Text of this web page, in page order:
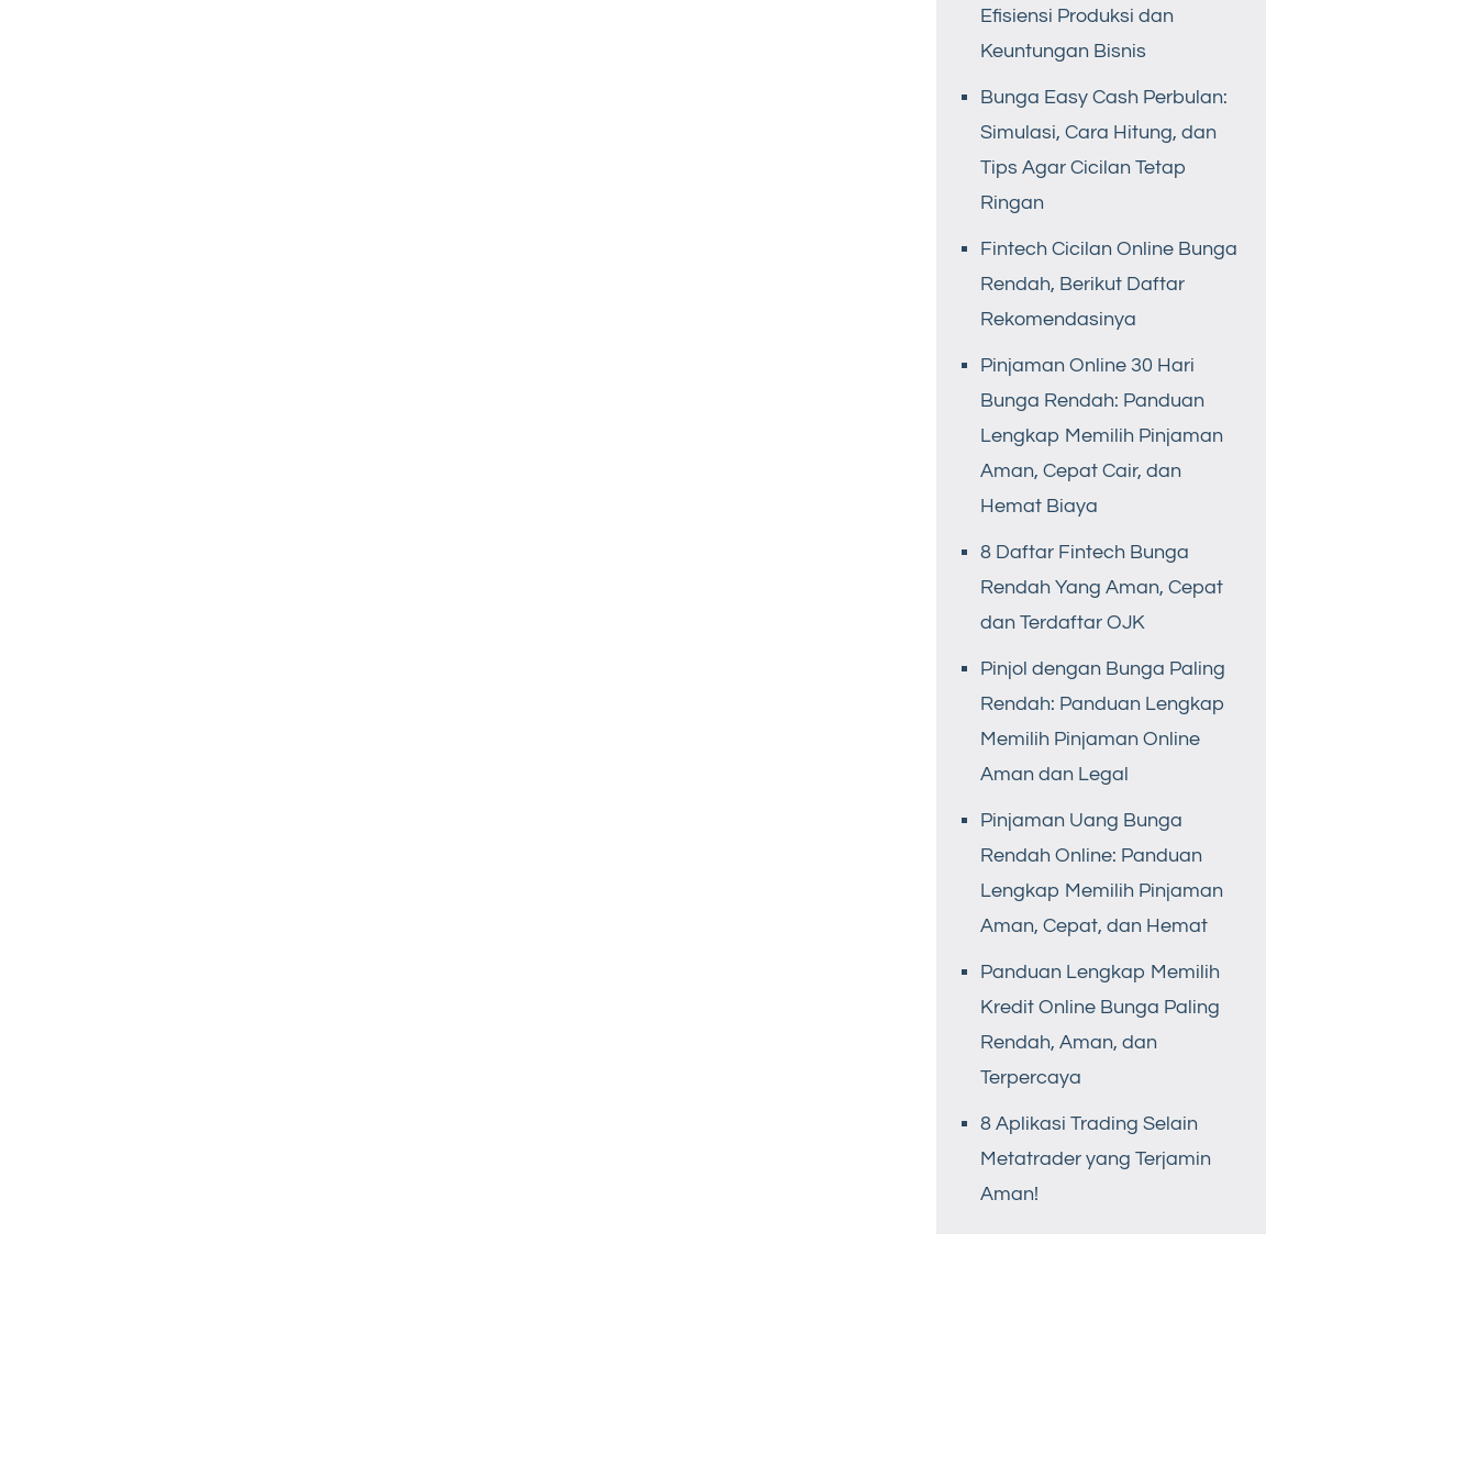
Efisiensi Produksi dan
Keuntungan Bisnis
Bunga Easy Cash Perbulan:
Simulasi, Cara Hitung, dan
Tips Agar Cicilan Tetap
Ringan
Fintech Cicilan Online Bunga
Rendah, Berikut Daftar
Rekomendasinya
Pinjaman Online 30 Hari
Bunga Rendah: Panduan
Lengkap Memilih Pinjaman
Aman, Cepat Cair, dan
Hemat Biaya
8 Daftar Fintech Bunga
Rendah Yang Aman, Cepat
dan Terdaftar OJK
Pinjol dengan Bunga Paling
Rendah: Panduan Lengkap
Memilih Pinjaman Online
Aman dan Legal
Pinjaman Uang Bunga
Rendah Online: Panduan
Lengkap Memilih Pinjaman
Aman, Cepat, dan Hemat
Panduan Lengkap Memilih
Kredit Online Bunga Paling
Rendah, Aman, dan
Terpercaya
8 Aplikasi Trading Selain
Metatrader yang Terjamin
Aman!